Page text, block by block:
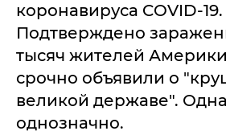
коронавируса COVID-19.
Подтверждено
тысяч жителей
срочно объявили о
великой державе".
однозначно.